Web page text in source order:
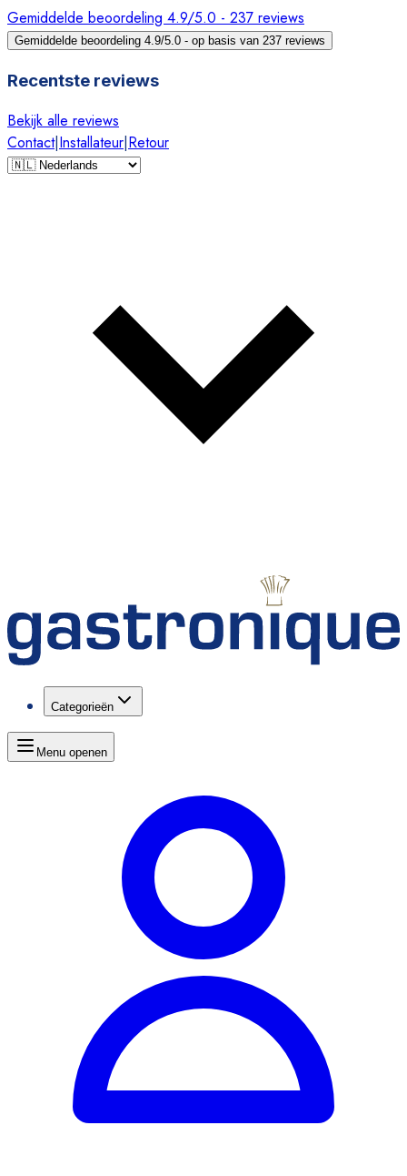
Gemiddelde beoordeling 4.9/5.0 - 237 reviews
Gemiddelde beoordeling 4.9/5.0 - op basis van 237 reviews
Recentste reviews
Bekijk alle reviews
Contact|Installateur|Retour
Categorieën
Menu openen